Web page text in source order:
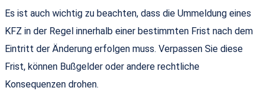
Es ist auch wichtig zu beachten, dass die Ummeldung eines
KFZ in der Regel innerhalb einer bestimmten Frist nach dem
Eintritt der Änderung erfolgen muss. Verpassen Sie diese
Frist, können Bußgelder oder andere rechtliche
Konsequenzen drohen.